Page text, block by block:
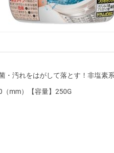
・汚れをはがして落とす！非塩素
（mm）【容量】250G